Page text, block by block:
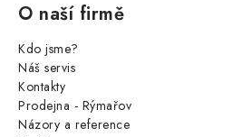
O naší firmě
Kdo jsme?
Náš servis
Kontakty
Prodejna - Rýmařov
Názory a reference